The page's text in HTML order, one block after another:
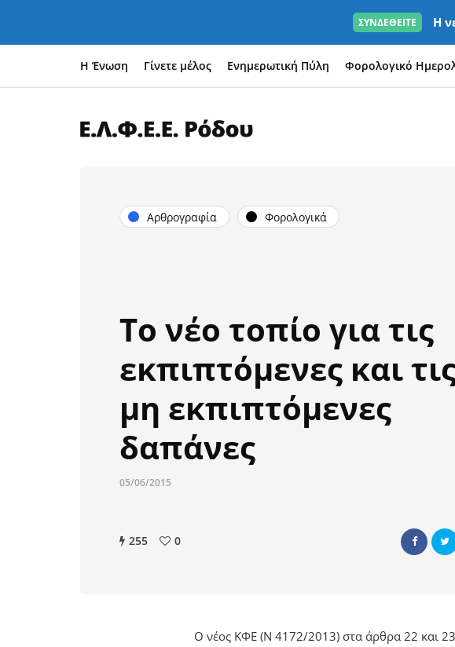
ΣΥΝΔΕΘΕΙΤΕ Η
Η Ένωση Γίνετε μέλος Ενημερωτική Πύλη Φορολογικό
Αρθρογραφία Φορολογικά
Το νέο τοπίο για τις
εκπιπτόμενες και
μη εκπιπτόμενες
δαπάνες
05/06/2015
255 0
Ο νέος ΚΦΕ (Ν 4172/2013) στα άρθρα 22 και 23,